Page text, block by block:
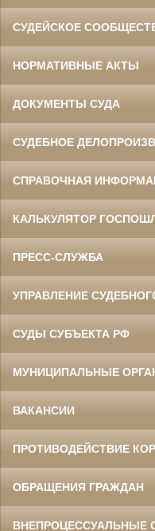
СУДЕЙСКОЕ
НОРМАТИВНЫЕ АКТЫ
ДОКУМЕНТЫ СУДА
СУДЕБНОЕ
СПРАВОЧНАЯ
КАЛЬКУЛЯТОР
ПРЕСС-СЛУЖБА
УПРАВЛЕНИЕ
СУДЫ СУБЪЕКТА РФ
МУНИЦИПАЛЬНЫЕ
ВАКАНСИИ
ПРОТИВОДЕЙСТВИЕ
ОБРАЩЕНИЯ ГРАЖДАН
ВНЕПРОЦЕССУАЛЬНЫЕ